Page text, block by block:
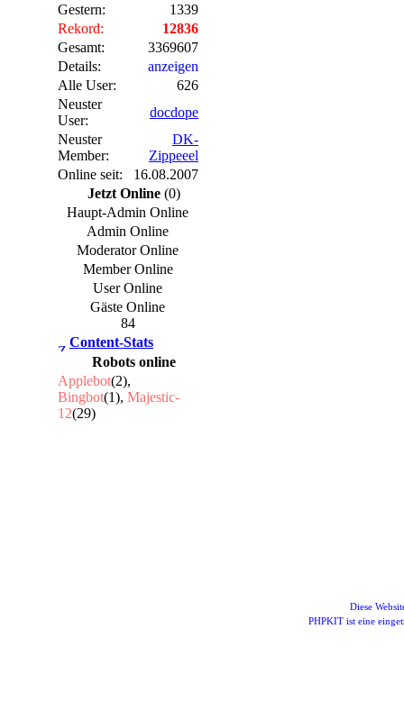
Gestern:
1339
Rekord:
12836
Gesamt:
3369607
Details:
anzeigen
Alle User:
626
Neuster
User:
docdope
Neuster
Member:
DK-
Zippeeel
Online seit:
16.08.2007
Jetzt Online (0)
Haupt-Admin Online
Admin Online
Moderator Online
Member Online
User Online
Gäste Online
84
Content-Stats
Robots online
Applebot(2),
Bingbot(1), Majestic-
12(29)
Diese
PHPKIT ist eine